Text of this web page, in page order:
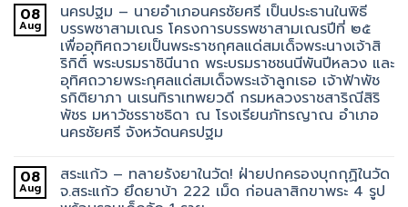
08
Aug
นครปฐม – นายอำเภอนครชัยศรี เป็นประธานในพิธี
บรรพชาสามเณร โครงการบรรพชาสามเณรปีที่ ๒๕
เพื่ออุทิศถวายเป็นพระราชกุศลแด่สมเด็จพระนางเจ้าสิ
ริกิติ์ พระบรมราชินีนาถ พระบรมราชชนนีพันปีหลวง และ
อุทิศถวายพระกุศลแด่สมเด็จพระเจ้าลูกเธอ เจ้าฟ้าพัช
รกิติยาภา นเรนทิราเทพยวดี กรมหลวงราชสาริณีสิริ
พัชร มหาวัชรราชธิดา ณ โรงเรียนภัทรญาณ อำเภอ
นครชัยศรี จังหวัดนครปฐม
08
Aug
สระแก้ว – ทลายรังยาในวัด! ฝ่ายปกครองบุกกุฏิในวัด
จ.สระแก้ว ยึดยาบ้า 222 เม็ด ก่อนลาสิกขาพระ 4 รูป